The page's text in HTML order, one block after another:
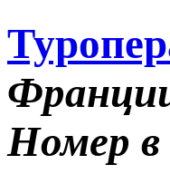
Номер в